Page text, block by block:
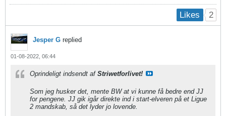
Likes 2
Jesper G replied
01-08-2022, 06:44
Oprindeligt indsendt af Striwetforlivet!
Som jeg husker det, mente BW at vi kunne få bedre end JJ
for pengene. JJ gik igår direkte ind i start-elveren på et Ligue
2 mandskab, så det lyder jo lovende.